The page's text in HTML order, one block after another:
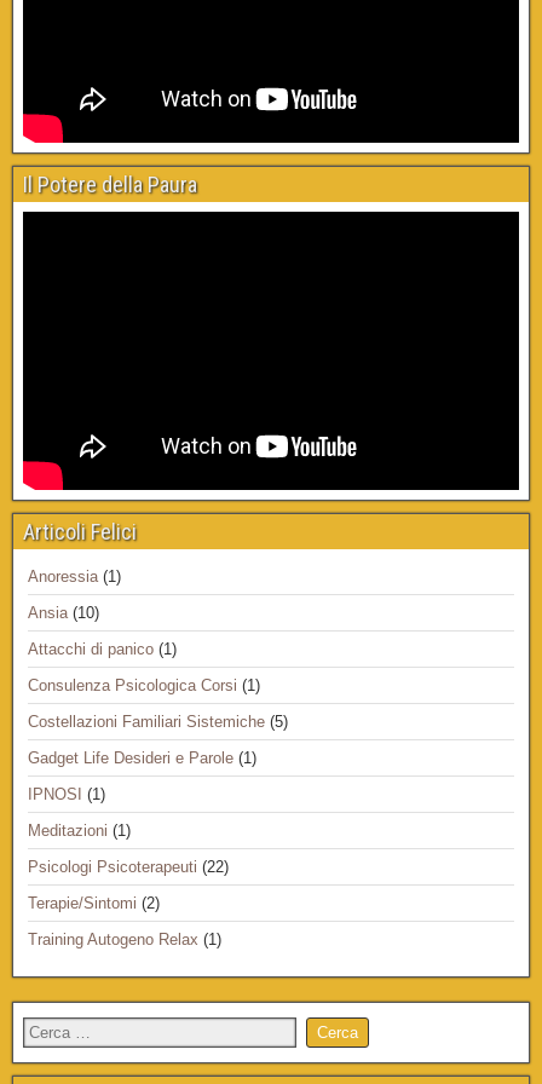
Il Potere della Paura
Articoli Felici
Anoressia(1)
Ansia(10)
Attacchi di panico (1)
Consulenza Psicologica Corsi (1)
Costellazioni Familiari Sistemiche (5)
Gadget Life Desideri e Parole (1)
IPNOSI (1)
Meditazioni (1)
Psicologi Psicoterapeuti (22)
Terapie/Sintomi (2)
Training Autogeno Relax (1)